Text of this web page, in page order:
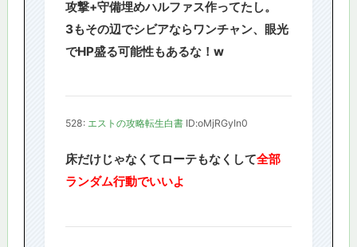
攻撃+守備埋めハルファス作ってたし。
3もその辺でシビアならワンチャン、眼光
でHP盛る可能性もあるな！w
528: エストの攻略転生白書 ID:oMjRGyIn0
床だけじゃなくてローテもなくして全部
ランダム行動でいいよ